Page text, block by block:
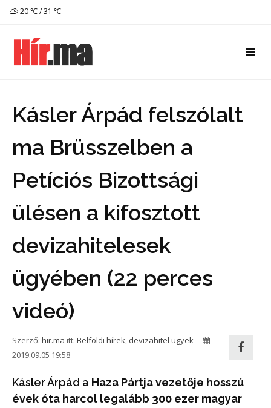
20 ℃ / 31 ℃
Kásler Árpád felszólalt
ma Brüsszelben a
Petíciós Bizottsági
ülésen a kifosztott
devizahitelesek
ügyében (22 perces
videó)
Szerző: hir.ma itt: Belföldi hírek, devizahitel ügyek
2019.09.05 19:58
Kásler Árpád a Haza Pártja vezetője hosszú
évek óta harcol legalább 300 ezer magyar